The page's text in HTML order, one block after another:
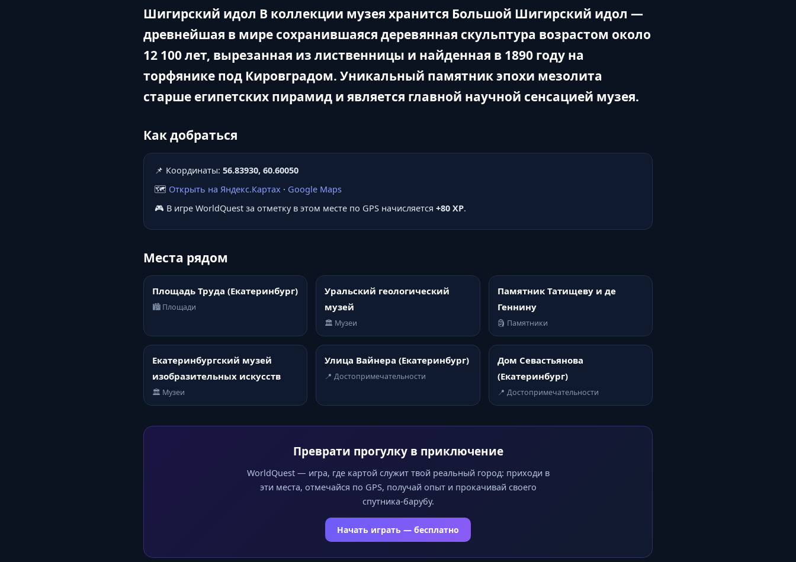
Шигирский идол В коллекции музея хранится Большой Шигирский идол —
древнейшая в мире сохранившаяся деревянная скульптура возрастом около
12 100 лет, вырезанная из лиственницы и найденная в 1890 году на
торфянике под Кировградом. Уникальный памятник эпохи мезолита
старше египетских пирамид и является главной научной сенсацией музея.
Как добраться
📌 Координаты: 56.83930, 60.60050
🗺️ Открыть на Яндекс.Картах · Google Maps
🎮 В игре WorldQuest за отметку в этом месте по GPS начисляется +80 XP.
Места рядом
Площадь Труда (Екатеринбург)
🏙️ Площади
Уральский геологический
музей
🏛️ Музеи
Памятник Татищеву и де
Геннину
🗿 Памятники
Екатеринбургский музей
изобразительных искусств
🏛️ Музеи
Улица Вайнера (Екатеринбург)
📍 Достопримечательности
Дом Севастьянова
(Екатеринбург)
📍 Достопримечательности
Преврати прогулку в приключение
WorldQuest — игра, где картой служит твой реальный город: приходи в
эти места, отмечайся по GPS, получай опыт и прокачивай своего
спутника-барубу.
Начать играть — бесплатно